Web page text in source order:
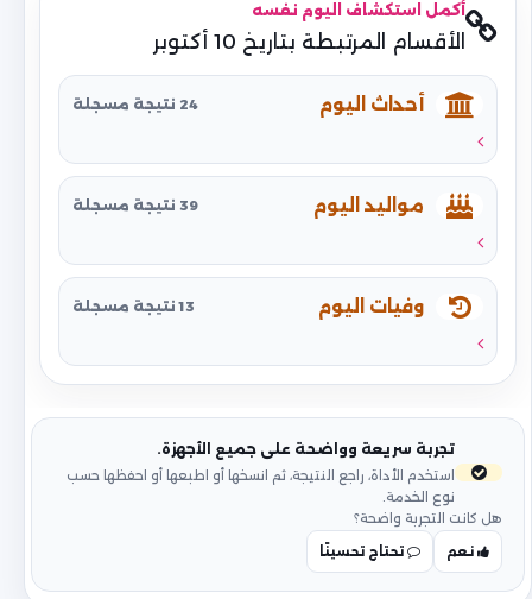
أكمل استكشاف اليوم نفسه
الأقسام المرتبطة بتاريخ 10 أكتوبر
أحداث اليوم 24 نتيجة مسجلة
مواليد اليوم 39 نتيجة مسجلة
وفيات اليوم 13 نتيجة مسجلة
تجربة سريعة وواضحة على جميع الأجهزة.
استخدم الأداة، راجع النتيجة، ثم انسخها أو اطبعها أو احفظها حسب
نوع الخدمة.
هل كانت التجربة واضحة؟
نعم
تحتاج تحسينًا